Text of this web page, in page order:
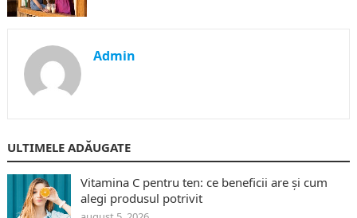
Admin
ULTIMELE ADĂUGATE
Vitamina C pentru ten: ce beneficii are și cum
alegi produsul potrivit